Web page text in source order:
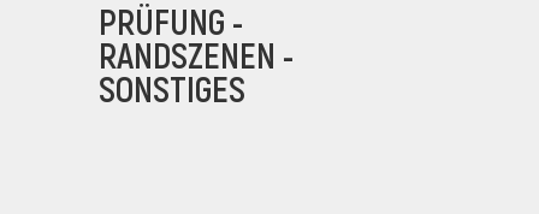
PRÜFUNG -
RANDSZENEN -
SONSTIGES